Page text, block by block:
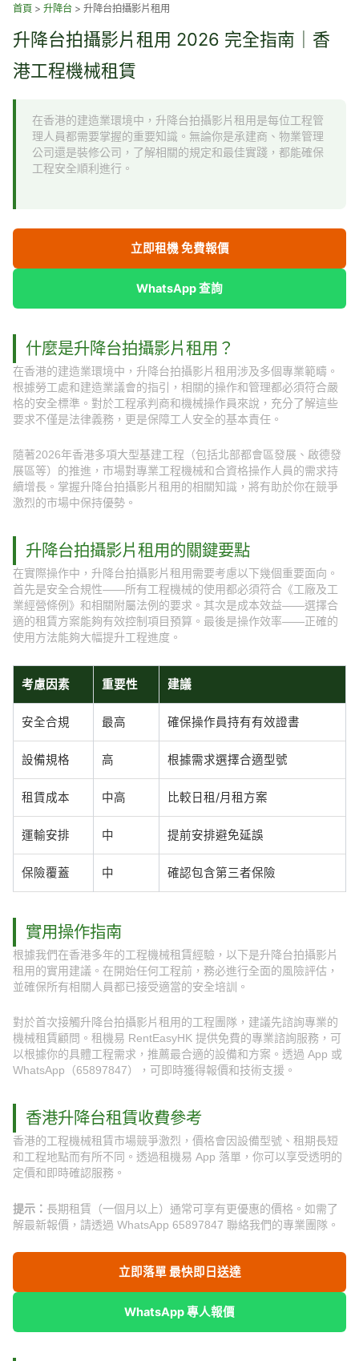
首頁 > 升降台 > 升降台拍攝影片租用
升降台拍攝影片租用 2026 完全指南｜香
港工程機械租賃
在香港的建造業環境中，升降台拍攝影片租用是每位工程管
理人員都需要掌握的重要知識。無論你是承建商、物業管理
公司還是裝修公司，了解相關的規定和最佳實踐，都能確保
工程安全順利進行。
立即租機 免費報價
WhatsApp 查詢
什麼是升降台拍攝影片租用？
在香港的建造業環境中，升降台拍攝影片租用涉及多個專業範疇。
根據勞工處和建造業議會的指引，相關的操作和管理都必須符合嚴
格的安全標準。對於工程承判商和機械操作員來說，充分了解這些
要求不僅是法律義務，更是保障工人安全的基本責任。
隨著2026年香港多項大型基建工程（包括北部都會區發展、啟德發
展區等）的推進，市場對專業工程機械和合資格操作人員的需求持
續增長。掌握升降台拍攝影片租用的相關知識，將有助於你在競爭
激烈的市場中保持優勢。
升降台拍攝影片租用的關鍵要點
在實際操作中，升降台拍攝影片租用需要考慮以下幾個重要面向。
首先是安全合規性——所有工程機械的使用都必須符合《工廠及工
業經營條例》和相關附屬法例的要求。其次是成本效益——選擇合
適的租賃方案能夠有效控制項目預算。最後是操作效率——正確的
使用方法能夠大幅提升工程進度。
考慮因素 重要性 建議
安全合規 最高 確保操作員持有有效證書
設備規格 高 根據需求選擇合適型號
租賃成本 中高 比較日租/月租方案
運輸安排 中 提前安排避免延誤
保險覆蓋 中 確認包含第三者保險
實用操作指南
根據我們在香港多年的工程機械租賃經驗，以下是升降台拍攝影片
租用的實用建議。在開始任何工程前，務必進行全面的風險評估，
並確保所有相關人員都已接受適當的安全培訓。
對於首次接觸升降台拍攝影片租用的工程團隊，建議先諮詢專業的
機械租賃顧問。租機易 RentEasyHK 提供免費的專業諮詢服務，可
以根據你的具體工程需求，推薦最合適的設備和方案。透過 App 或
WhatsApp（65897847），可即時獲得報價和技術支援。
香港升降台租賃收費參考
香港的工程機械租賃市場競爭激烈，價格會因設備型號、租期長短
和工程地點而有所不同。透過租機易 App 落單，你可以享受透明的
定價和即時確認服務。
提示： 長期租賃（一個月以上）通常可享有更優惠的價格。如需了
解最新報價，請透過 WhatsApp 65897847 聯絡我們的專業團隊。
立即落單 最快即日送達
WhatsApp 專人報價